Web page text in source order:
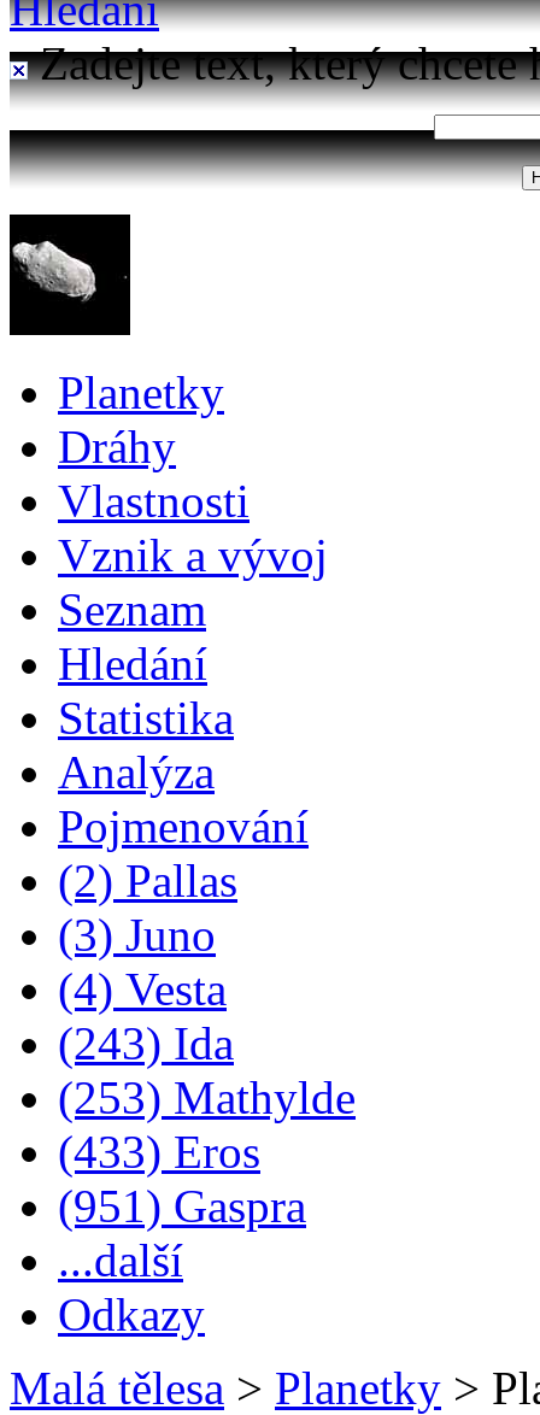
Zadejte text, který chcete
Planetky
Dráhy
Vlastnosti
Vznik a vývoj
Seznam
Hledání
Statistika
Analýza
Pojmenování
(2) Pallas
(3) Juno
(4) Vesta
(243) Ida
(253) Mathylde
(433) Eros
(951) Gaspra
...další
Odkazy
Malá tělesa > Planetky >